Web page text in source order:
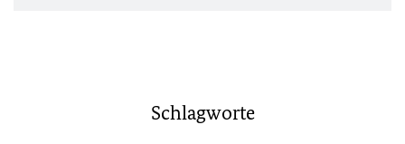
Schlagworte